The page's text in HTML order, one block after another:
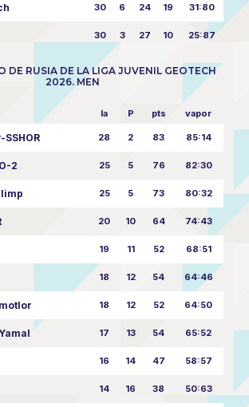
30 6 24 19 31:80
30 3 27 10 25:87
DE RUSIA DE LA LIGA JUVENIL GEOTECH
2026. MEN
la P pts vapor
28 2 83 85:14
2 25 5 76 82:30
25 5 73 80:32
20 10 64 74:43
19 11 52 68:51
18 12 54 64:46
18 12 52 64:50
17 13 54 65:52
16 14 47 58:57
14 16 38 50:63